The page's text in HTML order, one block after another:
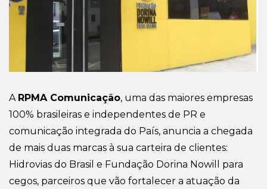
A RPMA Comunicação, uma das maiores empresas
100% brasileiras e independentes de PR e
comunicação integrada do País, anuncia a chegada
de mais duas marcas à sua carteira de clientes:
Hidrovias do Brasil e Fundação Dorina Nowill para
cegos, parceiros que vão fortalecer a atuação da